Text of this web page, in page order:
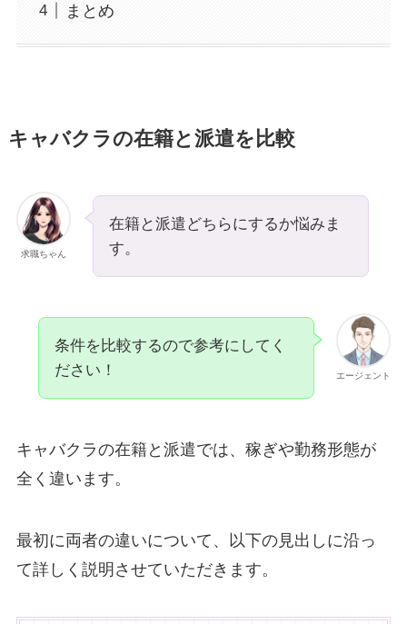
まとめ
キャバクラの在籍と派遣を比較
求職ちゃん
在籍と派遣どちらにするか悩みま
す。
エージェント
条件を比較するので参考にしてく
ださい！
キャバクラの在籍と派遣では、稼ぎや勤務形態が
全く違います。
最初に両者の違いについて、以下の見出しに沿っ
て詳しく説明させていただきます。